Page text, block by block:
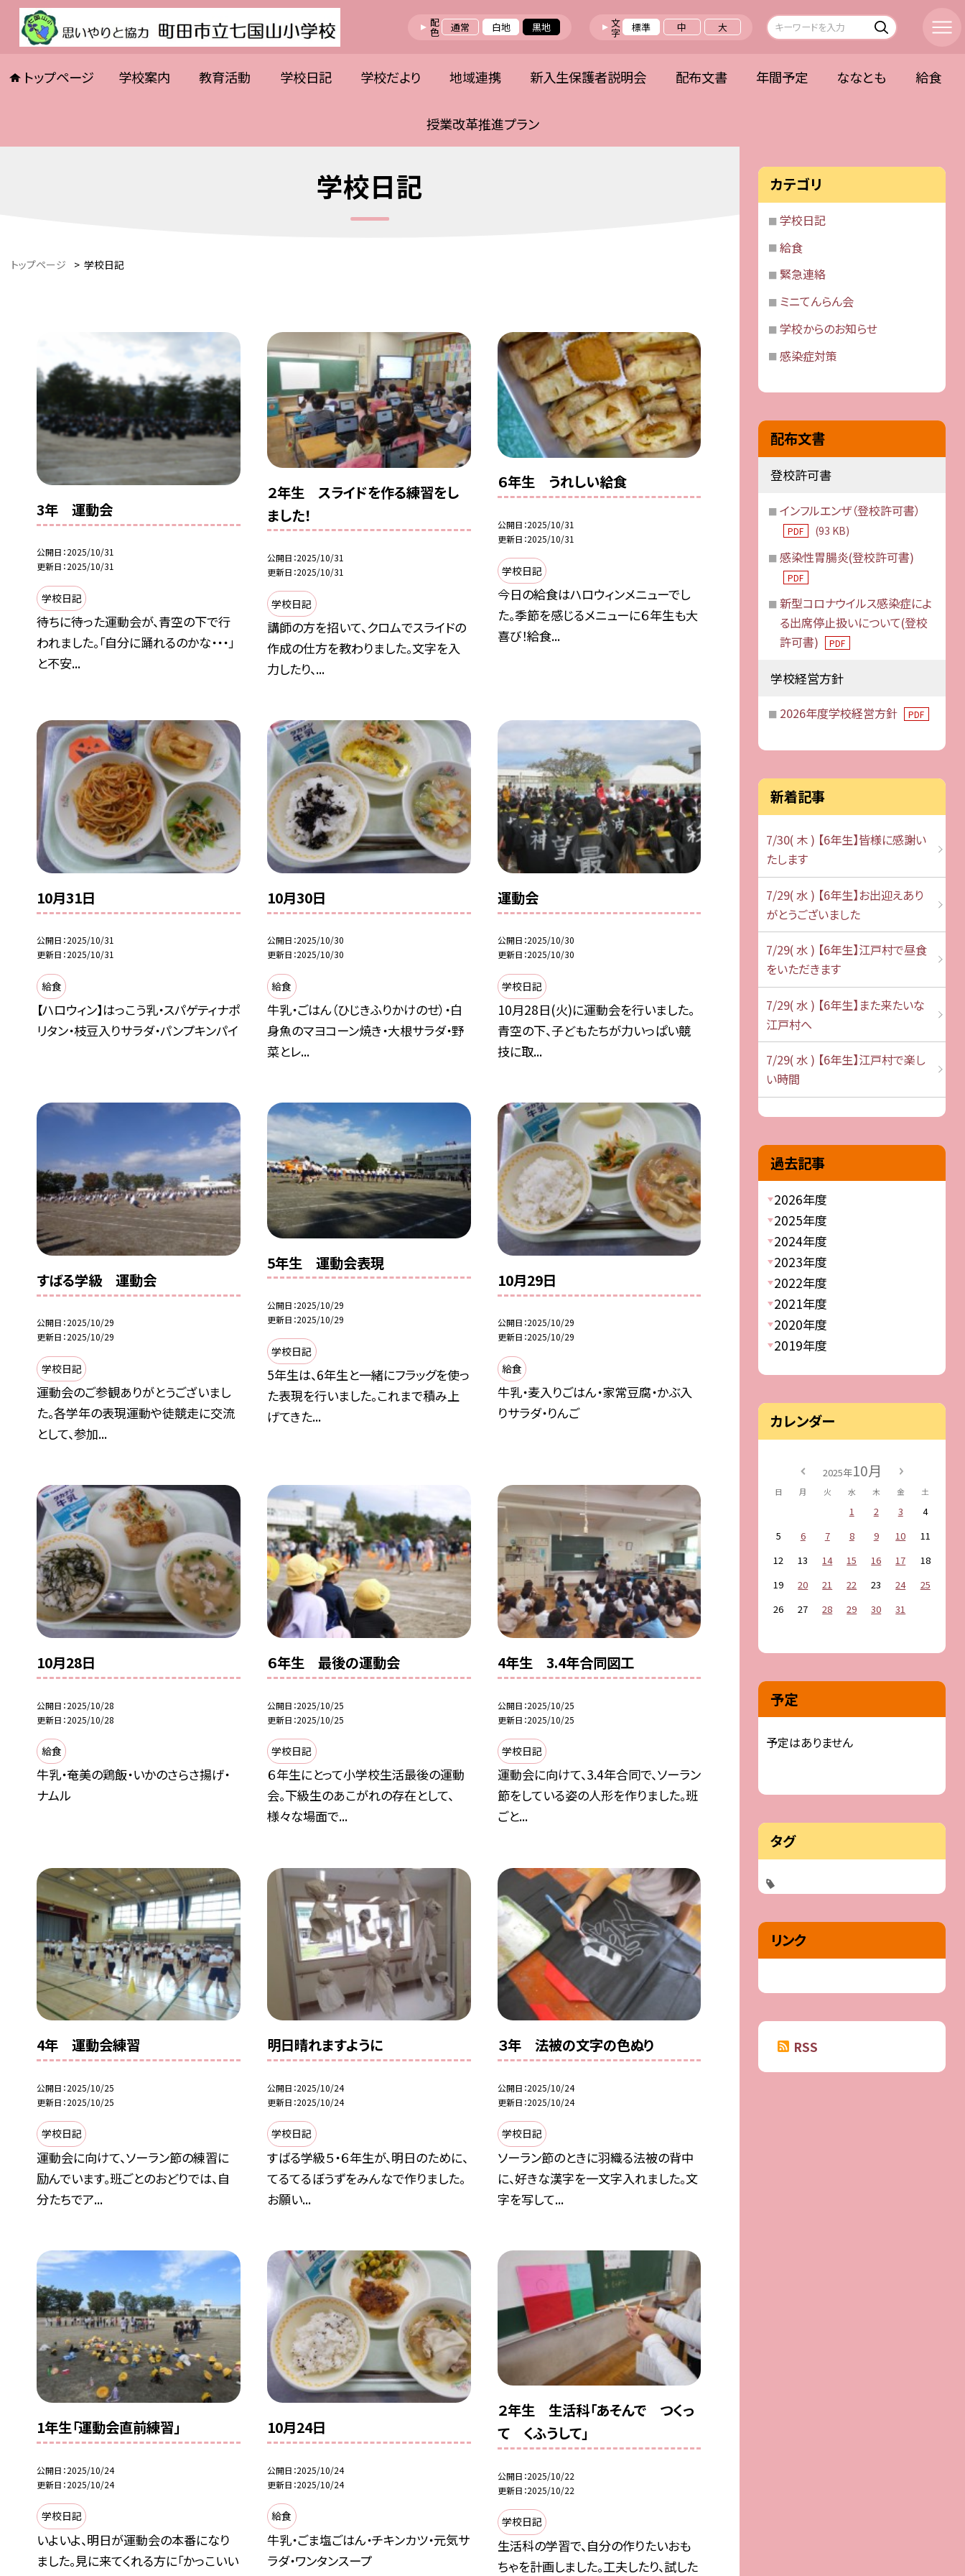
配色 通常 白地 黒地 文字 標準 中 大
トップページ 学校案内 教育活動 学校日記 学校だより 地域連携 新入生保護者説明会 配布文書 年間予定 ななとも 給食
授業改革推進プラン
学校日記
トップページ > 学校日記
3年 運動会
公開日 2025/10/31
更新日 2025/10/31
学校日記
待ちに待った運動会が、青空の下で行
われました。「自分に踊れるのかな・・・」
と不安...
２年生 スライドを作る練習をし
ました！
公開日 2025/10/31
更新日 2025/10/31
学校日記
講師の方を招いて、クロムでスライドの
作成の仕方を教わりました。文字を入
力したり、...
６年生 うれしい給食
公開日 2025/10/31
更新日 2025/10/31
学校日記
今日の給食はハロウィンメニューでし
た。季節を感じるメニューに６年生も大
喜び！給食...
10月31日
公開日 2025/10/31
更新日 2025/10/31
給食
【ハロウィン】はっこう乳・スパゲティナポ
リタン・枝豆入りサラダ・パンプキンパイ
10月30日
公開日 2025/10/30
更新日 2025/10/30
給食
牛乳・ごはん（ひじきふりかけのせ）・白
身魚のマヨコーン焼き・大根サラダ・野
菜とレ...
運動会
公開日 2025/10/30
更新日 2025/10/30
学校日記
10月28日(火)に運動会を行いました。
青空の下、子どもたちが力いっぱい競
技に取...
すばる学級 運動会
公開日 2025/10/29
更新日 2025/10/29
学校日記
運動会のご参観ありがとうございまし
た。各学年の表現運動や徒競走に交流
として、参加...
5年生 運動会表現
公開日 2025/10/29
更新日 2025/10/29
学校日記
5年生は、6年生と一緒にフラッグを使っ
た表現を行いました。これまで積み上
げてきた...
10月29日
公開日 2025/10/29
更新日 2025/10/29
給食
牛乳・麦入りごはん・家常豆腐・かぶ入
りサラダ・りんご
10月28日
公開日 2025/10/28
更新日 2025/10/28
給食
牛乳・奄美の鶏飯・いかのさらさ揚げ・
ナムル
６年生 最後の運動会
公開日 2025/10/25
更新日 2025/10/25
学校日記
６年生にとって小学校生活最後の運動
会。下級生のあこがれの存在として、
様々な場面で...
4年生 3.4年合同図工
公開日 2025/10/25
更新日 2025/10/25
学校日記
運動会に向けて、3.4年合同で、ソーラン
節をしている姿の人形を作りました。班
ごと...
4年 運動会練習
公開日 2025/10/25
更新日 2025/10/25
学校日記
運動会に向けて、ソーラン節の練習に
励んでいます。班ごとのおどりでは、自
分たちでア...
明日晴れますように
公開日 2025/10/24
更新日 2025/10/24
学校日記
すばる学級５・６年生が、明日のために、
てるてるぼうずをみんなで作りました。
お願い...
３年 法被の文字の色ぬり
公開日 2025/10/24
更新日 2025/10/24
学校日記
ソーラン節のときに羽織る法被の背中
に、好きな漢字を一文字入れました。文
字を写して...
1年生「運動会直前練習」
公開日 2025/10/24
更新日 2025/10/24
学校日記
いよいよ、明日が運動会の本番になり
ました。見に来てくれる方に「かっこいい
10月24日
公開日 2025/10/24
更新日 2025/10/24
給食
牛乳・ごま塩ごはん・チキンカツ・元気サ
ラダ・ワンタンスープ
２年生 生活科「あそんで つくっ
て くふうして」
公開日 2025/10/22
更新日 2025/10/22
学校日記
生活科の学習で、自分の作りたいおも
ちゃを計画しました。工夫したり、試した
カテゴリ
学校日記
給食
緊急連絡
ミニてんらん会
学校からのお知らせ
感染症対策
配布文書
登校許可書
インフルエンザ（登校許可書）
PDF (93 KB)
感染性胃腸炎(登校許可書)
PDF
新型コロナウイルス感染症によ
る出席停止扱いについて(登校
許可書)
PDF
学校経営方針
2026年度学校経営方針 PDF
新着記事
7/30( 木 ) 【6年生】皆様に感謝い
たします
7/29( 水 ) 【6年生】お出迎えあり
がとうございました
7/29( 水 ) 【6年生】江戸村で昼食
をいただきます
7/29( 水 ) 【6年生】また来たいな
江戸村へ
7/29( 水 ) 【6年生】江戸村で楽し
い時間
過去記事
2026年度
2025年度
2024年度
2023年度
2022年度
2021年度
2020年度
2019年度
カレンダー
2025年10月
日 月 火 水 木 金 土
1 2 3
4
5
6 7 8 9 10
11
12
13 14 15 16 17
18
19
20 21 22 23 24
25
26
27 28 29 30 31
予定
予定はありません
タグ
リンク
RSS